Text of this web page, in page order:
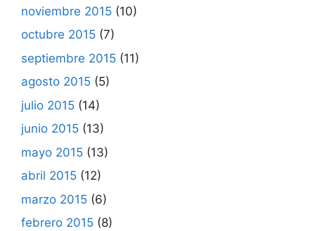
noviembre 2015 (10)
octubre 2015 (7)
septiembre 2015 (11)
agosto 2015 (5)
julio 2015 (14)
junio 2015 (13)
mayo 2015 (13)
abril 2015 (12)
marzo 2015 (6)
febrero 2015 (8)